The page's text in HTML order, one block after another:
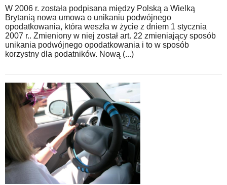
W 2006 r. została podpisana między Polską a Wielką
Brytanią nowa umowa o unikaniu podwójnego
opodatkowania, która weszła w życie z dniem 1 stycznia
2007 r.. Zmieniony w niej został art. 22 zmieniający sposób
unikania podwójnego opodatkowania i to w sposób
korzystny dla podatników. Nową (...)